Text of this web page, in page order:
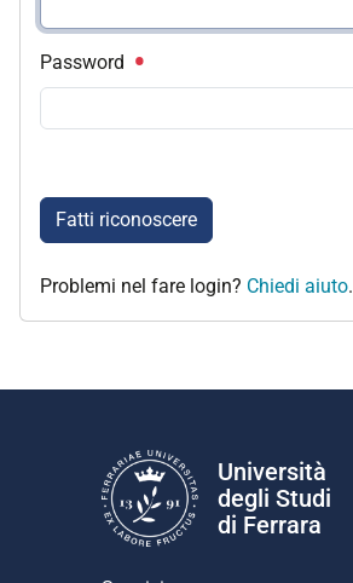
Password
Fatti riconoscere
Problemi nel fare login? Chiedi aiuto.
Università
degli Studi
di Ferrara